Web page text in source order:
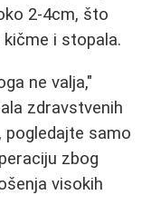
2-4cm, što
i stopala.
ne valja,"
zdravstvenih
pogledajte samo
zbog
visokih